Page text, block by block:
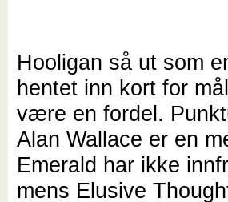
Hooligan så ut som
hentet inn kort for
være en fordel.
Alan Wallace er en
Emerald har ikke
mens Elusive